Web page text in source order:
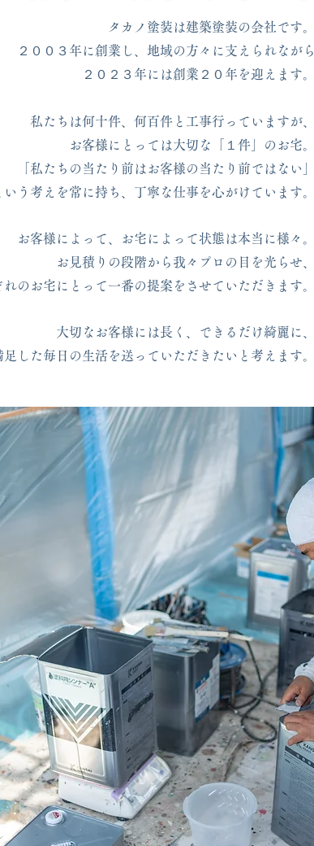
タカノ塗装は建築塗装の会社です。
２００３年に創業し、地域の方々に支えられながら
２０２３年には創業２０年を迎えます。
​私たちは何十件、何百件と工事行っていますが、
お客様にとっては大切な「１件」のお宅。
「私たちの当たり前はお客様の当たり前ではない」
いう考えを常に持ち、丁寧な仕事を心がけています。
お客様によって、お宅によって状態は本当に様々。
お見積りの段階から我々プロの目を光らせ、
れのお宅にとって一番の提案をさせていただきます。
大切なお客様には長く、できるだけ綺麗に、
足した毎日の生活を送っていただきたいと考えます。